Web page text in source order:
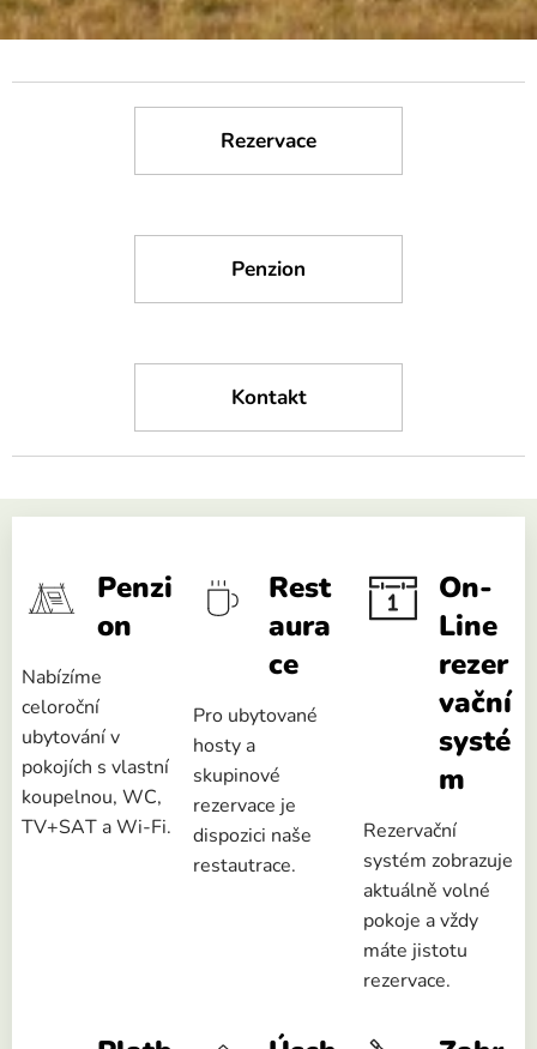
Rezervace
Penzion
Kontakt
Penzi
on
Nabízíme
celoroční
ubytování v
pokojích s vlastní
koupelnou, WC,
TV+SAT a Wi-Fi.
Rest
aura
ce
Pro ubytované
hosty a
skupinové
rezervace je
dispozici naše
restautrace.
On-
Line
rezer
vační
systé
m
Rezervační
systém zobrazuje
aktuálně volné
pokoje a vždy
máte jistotu
rezervace.